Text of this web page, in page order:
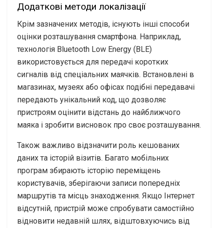
Додаткові методи локалізації
Крім зазначених методів, існують інші способи
оцінки розташування смартфона. Наприклад,
технологія Bluetooth Low Energy (BLE)
використовується для передачі коротких
сигналів від спеціальних маячків. Встановлені в
магазинах, музеях або офісах подібні передавачі
передають унікальний код, що дозволяє
пристроям оцінити відстань до найближчого
маяка і зробити висновок про своє розташування.
Також важливо відзначити роль кешованих
даних та історій візитів. Багато мобільних
програм збирають історію переміщень
користувачів, зберігаючи записи попередніх
маршрутів та місць знаходження. Якщо Інтернет
відсутній, пристрій може спробувати самостійно
відновити недавній шлях, відштовхуючись від